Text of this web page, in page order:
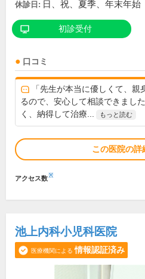
休診日: 日、祝、夏季、年末年始
初診受付
口コミ
「先生が本当に優しくて、
るので、安心して相談できまし
く、納得して治療...
もっと読む
この医院の詳
アクセス数※
池上内科小児科医院
医療機関による 情報認証済み